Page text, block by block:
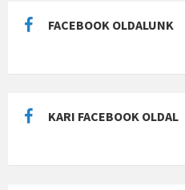
FACEBOOK OLDALUNK
KARI FACEBOOK OLDAL